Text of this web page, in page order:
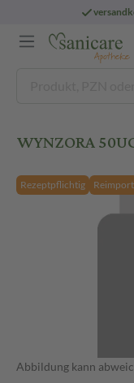
WYNZORA
Rezeptpflichtig Reimport
Abbildung kann